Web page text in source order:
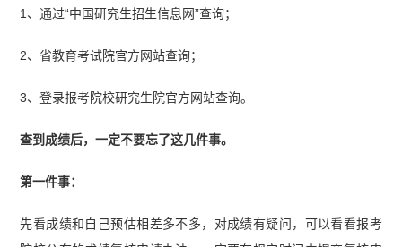
1、通过“中国研究生招生信息网”查询；
2、省教育考试院官方网站查询；
3、登录报考院校研究生院官方网站查询。
查到成绩后，一定不要忘了这几件事。
第一件事：
先看成绩和自己预估相差多不多，对成绩有疑问，可以看看报考